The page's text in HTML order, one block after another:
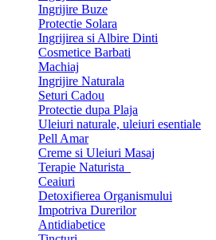
Ingrijire Buze
Protectie Solara
Ingrijirea si Albire Dinti
Cosmetice Barbati
Machiaj
Ingrijire Naturala
Seturi Cadou
Protectie dupa Plaja
Uleiuri naturale, uleiuri esentiale
Pell Amar
Creme si Uleiuri Masaj
Terapie Naturista
Ceaiuri
Detoxifierea Organismului
Impotriva Durerilor
Antidiabetice